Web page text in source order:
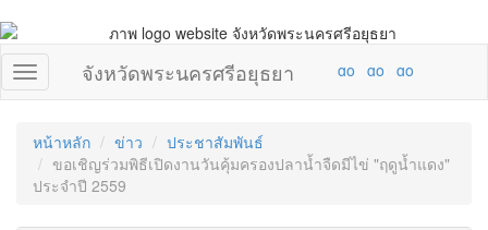
จังหวัดพระนครศรีอยุธยา
หน้าหลัก ข่าว
ประชาสัมพันธ์
ขอเชิญร่วมพิธีเปิดงานวันคุ้มครองปลาน้ำจืดมีไข่ "ฤดูน้ำแดง"
ประจำปี 2559